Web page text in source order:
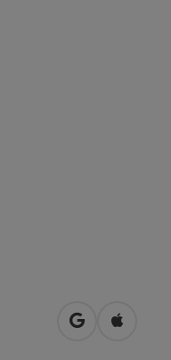
in Google
in